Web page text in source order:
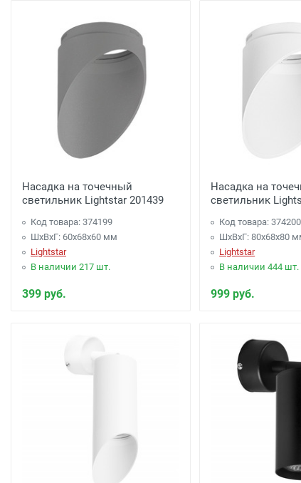
Насадка на точечный
светильник Lightstar 201439
Код товара: 374199
ШхВхГ: 60x68x60 мм
Lightstar
В наличии 217 шт.
399 руб.
Насадка на
светильник
Код товара: 374200
ШхВхГ: 80x68x80
Lightstar
В наличии 444 шт.
999 руб.